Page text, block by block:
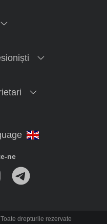
ne
drepturile rezervate